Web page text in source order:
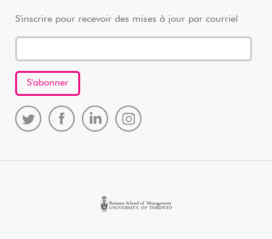
S'inscrire pour recevoir des mises à jour par courriel